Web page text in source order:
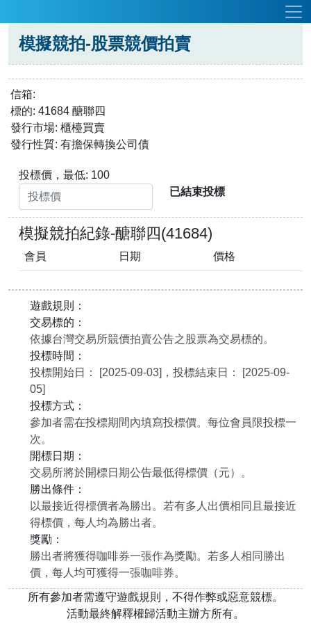
模擬競拍-股票競價拍賣
信箱:
標的: 41684 醣聯四
發行市場: 櫃檯買賣
發行性質: 有擔保轉換公司債
投標價，最低: 100
已結束投標
模擬競拍紀錄-醣聯四(41684)
會員 日期 價格
遊戲規則：
交易標的：
依據台灣交易所競價拍賣公告之股票為交易標的。
投標時間：
投標開始日： [2025-09-03]，投標結束日： [2025-09-
05]
投標方式：
參加者需在投標期間內填寫投標價。每位會員限投標一
次。
開標日期：
交易所將於開標日期公告最低得標價（元）。
勝出條件：
以最接近得標價者為勝出。若有多人出價相同且最接近
得標價，每人均為勝出者。
獎勵：
勝出者將獲得咖啡券一張作為獎勵。若多人相同勝出
價，每人均可獲得一張咖啡券。
所有參加者需遵守遊戲規則，不得作弊或惡意競標。
活動最終解釋權歸活動主辦方所有。